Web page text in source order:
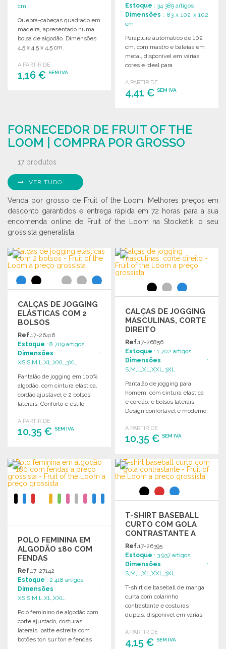
cm
Quebra-cabeças quadrado em
madeira, apresentado numa
bolsa de algodão. Dimensões:
4,5 x 4,5 x 4,5 cm.
A PARTIR DE
1,16 € SEM IVA
Estoque : 34 389 artigos
Dimensões : 83 x 102 x 102
cm
Parapluie automático de 102
cm, com mastro e baleias em
metal, disponível em várias
cores e ideal para
A PARTIR DE
4,41 €SEM IVA
Solicitar um orçamento
FORNECEDOR DE FRUIT OF THE
LOOM | COMPRA POR GROSSO
17 produtos
VER TUDO
Venda por grosso de Fruit of the Loom. Melhores preços em
desconto garantidos e entrega rápida em 72 horas para a sua
encomenda online de Fruit of the Loom na Stocketik, o seu
grossista generalista.
CALÇAS DE JOGGING
ELÁSTICAS COM 2
BOLSOS
Ref.17-26416
Estoque : 8 709 artigos
Dimensões :
XS,S,M,L,XL,XXL,3XL
Pantalão de jogging em 100%
algodão, com cintura elástica,
cordão ajustável e 2 bolsos
laterais. Conforto e estilo
A PARTIR DE
10,35 € SEM IVA
Solicitar um orçamento
CALÇAS DE JOGGING
MASCULINAS, CORTE
DIREITO
Ref.17-26856
Estoque : 1 702 artigos
Dimensões :
S,M,L,XL,XXL,3XL
Pantalão de jogging para
homem, com cintura elástica
e cordão, e bolsos laterais.
Design confortável e moderno.
A PARTIR DE
10,35 €SEM IVA
ENCOMENDAR
Solicitar um orçamento
POLO FEMININA EM
ALGODÃO 180 COM
FENDAS
Ref.17-27142
Estoque : 2 418 artigos
Dimensões :
XS,S,M,L,XL,XXL
Polo feminino de algodão com
corte ajustado, costuras
laterais, patte estreita com
botões ton sur ton e fendas
T-SHIRT BASEBALL
CURTO COM GOLA
CONTRASTANTE A
PREÇO GROSSISTA
Ref.17-26395
Estoque : 3 937 artigos
Dimensões :
S,M,L,XL,XXL,3XL
T-shirt de baseball de manga
curta com colarinho
contrastante e costuras
duplas, disponível em várias
personalização.
A PARTIR DE
4,15 €SEM IVA